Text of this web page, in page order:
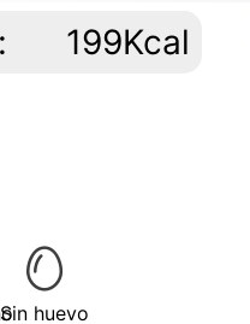
199Kcal
Sin huevo